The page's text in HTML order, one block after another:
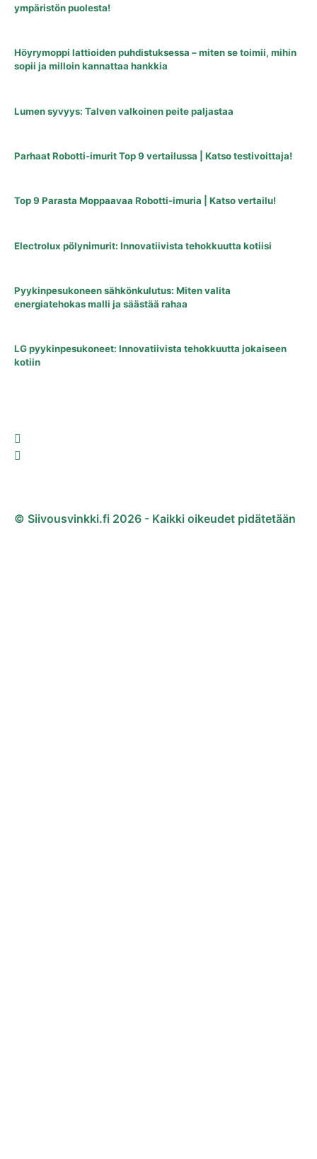
ympäristön puolesta!
Höyrymoppi lattioiden puhdistuksessa – miten se toimii, mihin
sopii ja milloin kannattaa hankkia
Lumen syvyys: Talven valkoinen peite paljastaa
Parhaat Robotti-imurit Top 9 vertailussa | Katso testivoittaja!
Top 9 Parasta Moppaavaa Robotti-imuria | Katso vertailu!
Electrolux pölynimurit: Innovatiivista tehokkuutta kotiisi
Pyykinpesukoneen sähkönkulutus: Miten valita
energiatehokas malli ja säästää rahaa
LG pyykinpesukoneet: Innovatiivista tehokkuutta jokaiseen
kotiin
© Siivousvinkki.fi 2026 - Kaikki oikeudet pidätetään